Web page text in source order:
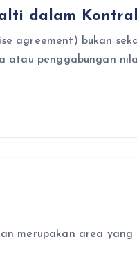
dalam
agreement) bukan
atau penggabungan
merupakan area